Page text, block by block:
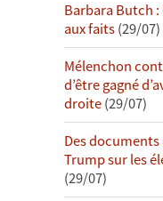
Barbara Butch
aux faits(29/07)
Mélenchon
d’être gagné
droite(29/07)
Des
Trump sur les
(29/07)